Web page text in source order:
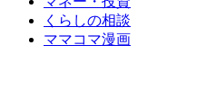
くらしの相談
ママコマ漫画